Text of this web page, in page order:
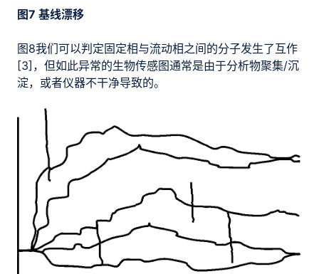
图7 基线漂移
图8我们可以判定固定相与流动相之间的分子发生了互作
[3]，但如此异常的生物传感图通常是由于分析物聚集/沉
淀，或者仪器不干净导致的。